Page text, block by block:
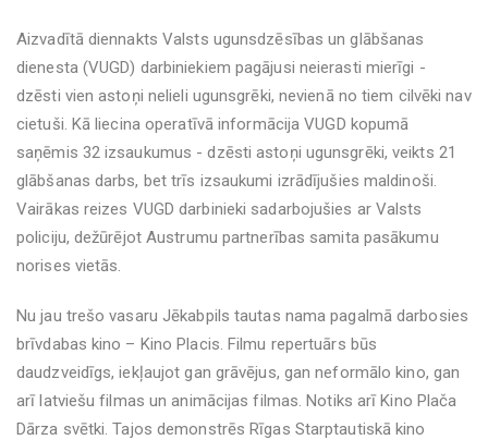
Aizvadītā diennakts Valsts ugunsdzēsības un glābšanas
dienesta (VUGD) darbiniekiem pagājusi neierasti mierīgi -
dzēsti vien astoņi nelieli ugunsgrēki, nevienā no tiem cilvēki nav
cietuši. Kā liecina operatīvā informācija VUGD kopumā
saņēmis 32 izsaukumus - dzēsti astoņi ugunsgrēki, veikts 21
glābšanas darbs, bet trīs izsaukumi izrādījušies maldinoši.
Vairākas reizes VUGD darbinieki sadarbojušies ar Valsts
policiju, dežūrējot Austrumu partnerības samita pasākumu
norises vietās.
Nu jau trešo vasaru Jēkabpils tautas nama pagalmā darbosies
brīvdabas kino – Kino Placis. Filmu repertuārs būs
daudzveidīgs, iekļaujot gan grāvējus, gan neformālo kino, gan
arī latviešu filmas un animācijas filmas. Notiks arī Kino Plača
Dārza svētki. Tajos demonstrēs Rīgas Starptautiskā kino